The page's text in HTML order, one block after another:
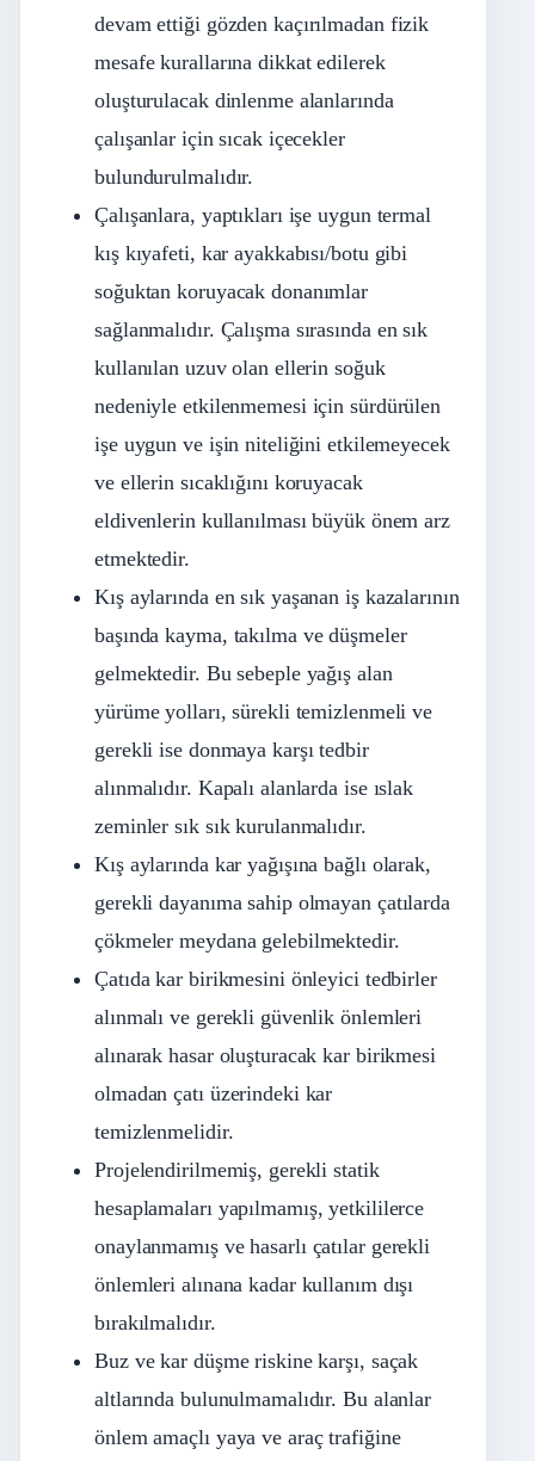
devam ettiği gözden kaçırılmadan fizik
mesafe kurallarına dikkat edilerek
oluşturulacak dinlenme alanlarında
çalışanlar için sıcak içecekler
bulundurulmalıdır.
Çalışanlara, yaptıkları işe uygun termal
kış kıyafeti, kar ayakkabısı/botu gibi
soğuktan koruyacak donanımlar
sağlanmalıdır. Çalışma sırasında en sık
kullanılan uzuv olan ellerin soğuk
nedeniyle etkilenmemesi için sürdürülen
işe uygun ve işin niteliğini etkilemeyecek
ve ellerin sıcaklığını koruyacak
eldivenlerin kullanılması büyük önem arz
etmektedir.
Kış aylarında en sık yaşanan iş kazalarının
başında kayma, takılma ve düşmeler
gelmektedir. Bu sebeple yağış alan
yürüme yolları, sürekli temizlenmeli ve
gerekli ise donmaya karşı tedbir
alınmalıdır. Kapalı alanlarda ise ıslak
zeminler sık sık kurulanmalıdır.
Kış aylarında kar yağışına bağlı olarak,
gerekli dayanıma sahip olmayan çatılarda
çökmeler meydana gelebilmektedir.
Çatıda kar birikmesini önleyici tedbirler
alınmalı ve gerekli güvenlik önlemleri
alınarak hasar oluşturacak kar birikmesi
olmadan çatı üzerindeki kar
temizlenmelidir.
Projelendirilmemiş, gerekli statik
hesaplamaları yapılmamış, yetkililerce
onaylanmamış ve hasarlı çatılar gerekli
önlemleri alınana kadar kullanım dışı
bırakılmalıdır.
Buz ve kar düşme riskine karşı, saçak
altlarında bulunulmamalıdır. Bu alanlar
önlem amaçlı yaya ve araç trafiğine